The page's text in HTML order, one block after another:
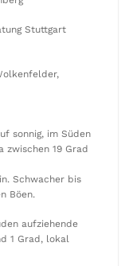
Stuttgart
sonnig, im Süden
zwischen 19 Grad
Schwacher bis
Böen.
aufziehende
1 Grad, lokal